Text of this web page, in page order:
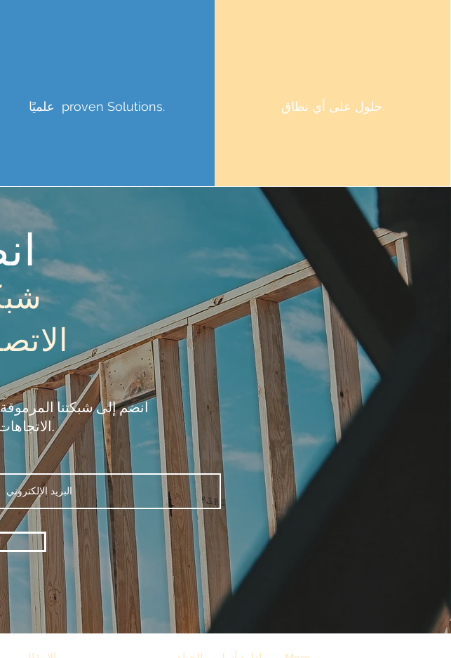
proven Solutions. حلول على أي نطاق.
انضم إلى شبكتنا
الاتجاهات والفرص الفاخرة.